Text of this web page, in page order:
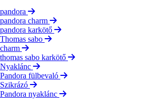
pandora
pandora charm
pandora karkötő
Thomas sabo
charm
thomas sabo karkötő
Nyaklánc
Pandora fülbevaló
Szikrázó
Pandora nyaklánc